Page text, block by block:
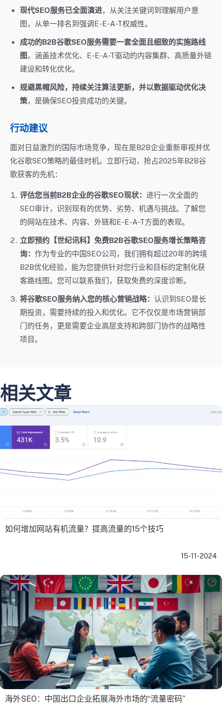
现代SEO服务已全面演进，从关注关键词到理解用户意
图，从单一排名到强调E-E-A-T权威性。
成功的B2B谷歌SEO服务需要一套全面且细致的实施路线
图 ，涵盖技术优化、E-E-A-T驱动的内容集群、高质量外链
建设和转化优化。
规避黑帽风险，持续关注算法更新，并以数据驱动优化决
策，是确保SEO投资成功的关键。
行动建议
面对日益激烈的国际市场竞争，现在是B2B企业重新审视并优
化谷歌SEO策略的最佳时机。立即行动，抢占2025年B2B谷
歌获客的先机：
评估您当前B2B企业的谷歌SEO现状： 进行一次全面的
SEO审计，识别现有的优势、劣势、机遇与挑战。了解您
的网站在技术、内容、外链和E-E-A-T方面的表现。
立即预约【世纪讯科】免费B2B谷歌SEO服务增长策略咨
询： 作为专业的中国SEO公司，我们拥有超过20年的跨境
B2B优化经验，能为您提供针对您行业和目标的定制化获
客路线图。您可以联系我们，获取免费的深度诊断。
将谷歌SEO服务纳入您的核心营销战略： 认识到SEO是长
期投资，需要持续的投入和优化。它不仅仅是市场营销部
门的任务，更是需要企业高层支持和跨部门协作的战略性
项目。
相关文章
如何增加网站有机流量？提高流量的15个技巧
15-11-2024
海外SEO：中国出口企业拓展海外市场的“流量密码”